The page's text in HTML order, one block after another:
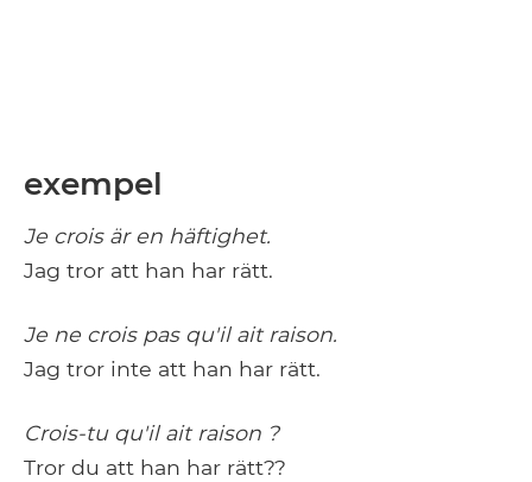
exempel
Je crois är en häftighet.
Jag tror att han har rätt.
Je ne crois pas qu'il ait raison.
Jag tror inte att han har rätt.
Crois-tu qu'il ait raison ?
Tror du att han har rätt??